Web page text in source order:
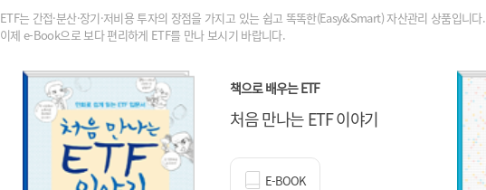
ETF는 간접·분산·장기·저비용 투자의 장점을 가지고 있는 쉽고 똑똑한(Easy&Smart) 자산관리 상품입니다.
이제 e-Book으로 보다 편리하게 ETF를 만나 보시기 바랍니다.
책으로 배우는 ETF
처음 만나는 ETF 이야기
E-BOOK